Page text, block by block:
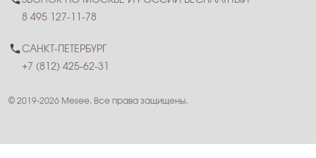
8 495 127-11-78
САНКТ-ПЕТЕРБУРГ
+7 (812) 425-62-31
© 2019-2026 Mesee. Все права защищены.